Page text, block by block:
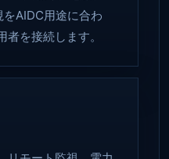
AIDC用途に合わ
を接続します。